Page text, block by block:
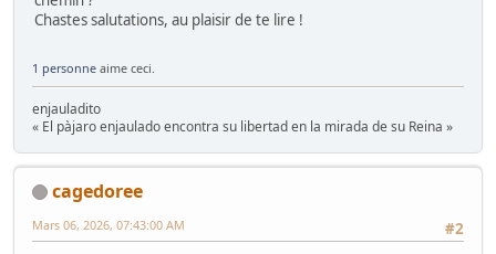
Chastes salutations, au plaisir de te lire !
1 personne aime ceci.
enjauladito
« El pàjaro enjaulado encontra su libertad en la mirada de su Reina »
cagedoree
#2
Mars 06, 2026, 07:43:00 AM